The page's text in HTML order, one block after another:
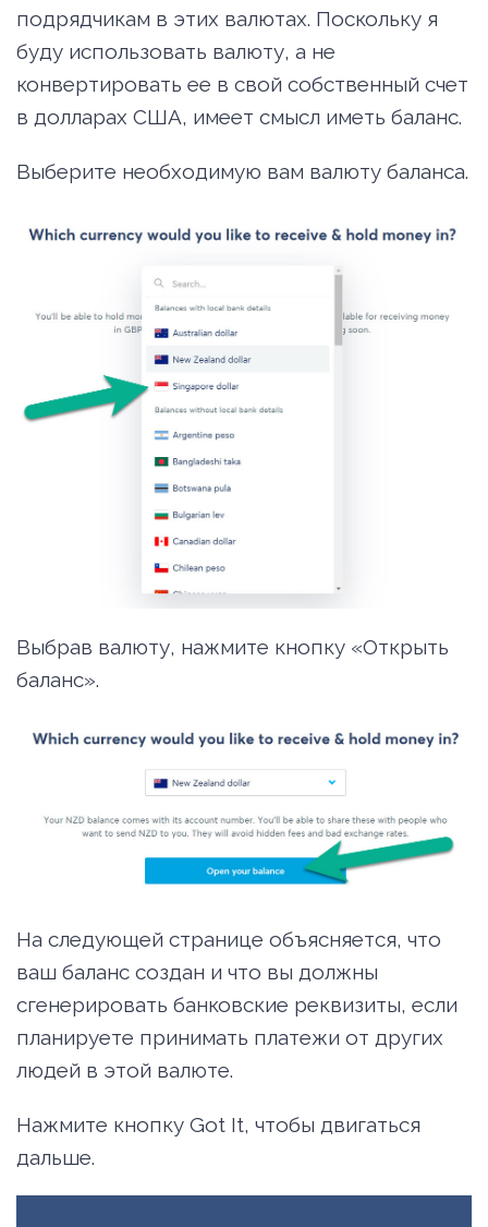
подрядчикам в этих валютах. Поскольку я
буду использовать валюту, а не
конвертировать ее в свой собственный счет
в долларах США, имеет смысл иметь баланс.
Выберите необходимую вам валюту баланса.
Выбрав валюту, нажмите кнопку «Открыть
баланс».
На следующей странице объясняется, что
ваш баланс создан и что вы должны
сгенерировать банковские реквизиты, если
планируете принимать платежи от других
людей в этой валюте.
Нажмите кнопку Got It, чтобы двигаться
дальше.